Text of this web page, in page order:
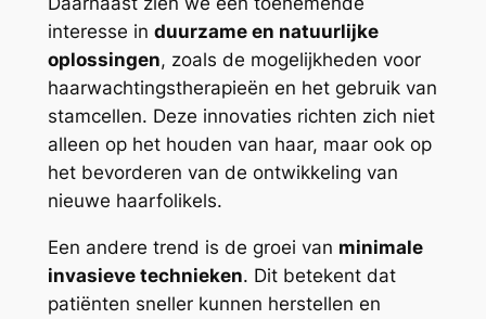
interesse in duurzame en natuurlijke
oplossingen, zoals de mogelijkheden voor
haarwachtingstherapieën en het gebruik van
stamcellen. Deze innovaties richten zich niet
alleen op het houden van haar, maar ook op
het bevorderen van de ontwikkeling van
nieuwe haarfolikels.
Een andere trend is de groei van minimale
invasieve technieken. Dit betekent dat
patiënten sneller kunnen herstellen en